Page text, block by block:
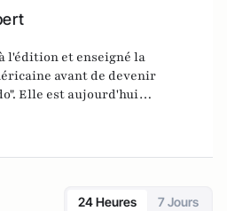
l'édition et enseigné la
avant de devenir
Elle est aujourd'hui
société/idées d'Atlantico.fr.
24 Heures 7 Jours